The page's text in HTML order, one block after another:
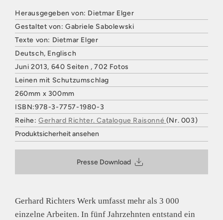
Herausgegeben von: Dietmar Elger
Gestaltet von: Gabriele Sabolewski
Texte von: Dietmar Elger
Deutsch, Englisch
Juni 2013, 640 Seiten , 702 Fotos
Leinen mit Schutzumschlag
260mm x 300mm
ISBN:978-3-7757-1980-3
Reihe:Gerhard Richter. Catalogue Raisonné (Nr. 003)
Produktsicherheit ansehen
HATJE CANTZ VERLAG
Deutschland
Sicherheitshinweis entsprechend Art. 9 Abs. 7 S. 2 der
Presse Download
Gerhard Richters Werk umfasst mehr als 3 000
einzelne Arbeiten. In fünf Jahrzehnten entstand ein